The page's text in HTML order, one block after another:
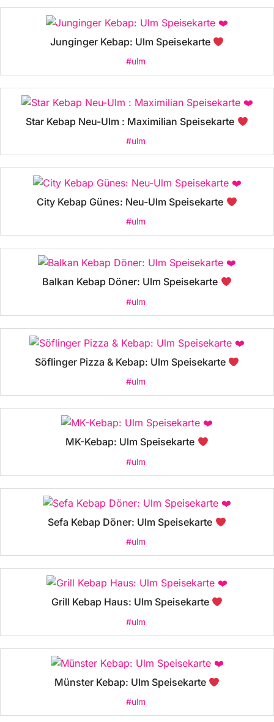
Junginger Kebap: Ulm Speisekarte
#ulm
Star Kebap Neu-Ulm : Maximilian Speisekarte
#ulm
City Kebap Günes: Neu-Ulm Speisekarte
#ulm
Balkan Kebap Döner: Ulm Speisekarte
#ulm
Söflinger Pizza & Kebap: Ulm Speisekarte
#ulm
MK-Kebap: Ulm Speisekarte
#ulm
Sefa Kebap Döner: Ulm Speisekarte
#ulm
Grill Kebap Haus: Ulm Speisekarte
#ulm
Münster Kebap: Ulm Speisekarte
#ulm